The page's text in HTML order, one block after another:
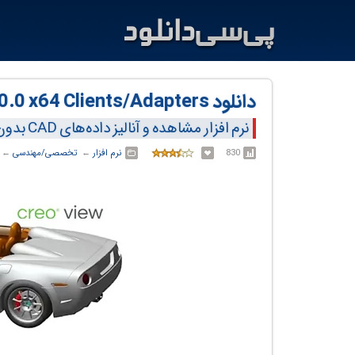
دانلود PTC Creo View v10.1.0.0 x64 Clients/Adapters
نرم افزار مشاهده و آنالیز داده‌های CAD بدون نیاز به نرم افزارهای تخصصی
830 نرم افزار ← ‏تخصصی/مهندسی